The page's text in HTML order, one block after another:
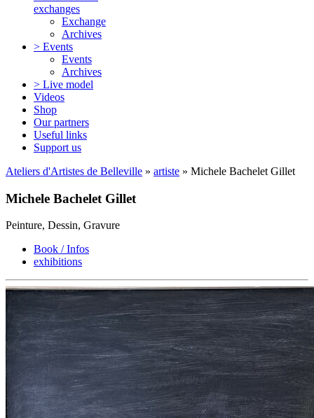
exchanges
Exchange
Archives
> Events
Events
Archives
> Live model
Videos
Shop
Our partners
Useful links
Support us
Ateliers d'Artistes de Belleville » artiste » Michele Bachelet Gillet
Michele Bachelet Gillet
Peinture, Dessin, Gravure
Book / Infos
exhibitions